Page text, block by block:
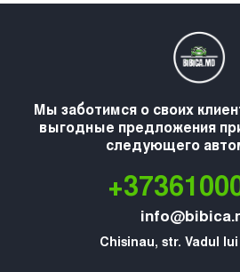
Мы заботимся о своих
выгодные предложения
следующего
Chisinau, str. Vadul lui